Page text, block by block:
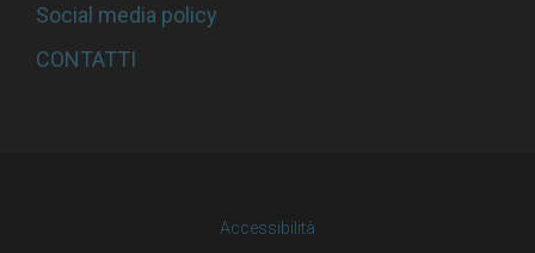
Social media policy
CONTATTI
Accessibilità